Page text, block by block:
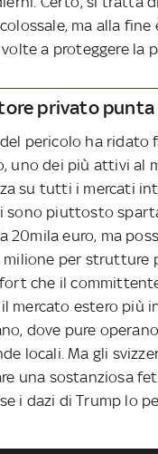
ma alla fine
a proteggere la
privato
pericolo ha ridato
uno dei più attivi al
su tutti i mercati
sono piuttosto
20mila euro, ma
milione per strutture
che il
mercato estero più
dove pure
locali. Ma gli
una sostanziosa
i dazi di Trump lo